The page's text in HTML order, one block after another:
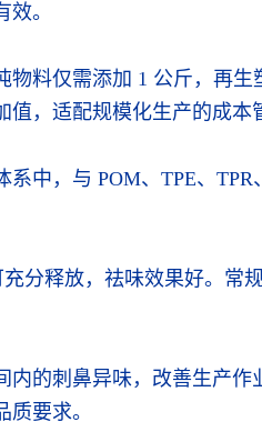
。
料仅需添加 1 公斤，再生
，适配规模化生产的成本
中，与 POM、TPE、
分释放，祛味效果好。常
的刺鼻异味，改善生产
要求。